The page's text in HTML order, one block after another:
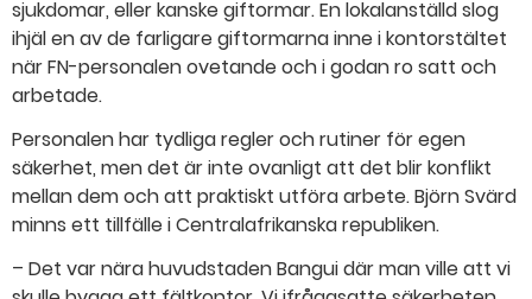
sjukdomar, eller kanske giftormar. En lokalanställd slog
ihjäl en av de farligare giftormarna inne i kontorstältet
när FN-personalen ovetande och i godan ro satt och
arbetade.
Personalen har tydliga regler och rutiner för egen
säkerhet, men det är inte ovanligt att det blir konflikt
mellan dem och att praktiskt utföra arbete. Björn Svärd
minns ett tillfälle i Centralafrikanska republiken.
– Det var nära huvudstaden Bangui där man ville att vi